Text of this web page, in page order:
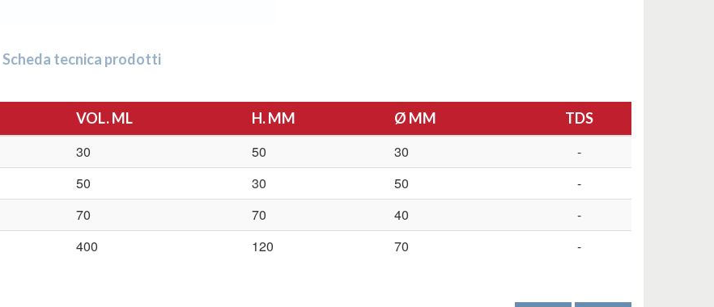
Scheda tecnica prodotti
VOL. ML H. MM Ø MM TDS
30 50 30
-
50 30 50
-
70 70 40
-
400 120 70 -